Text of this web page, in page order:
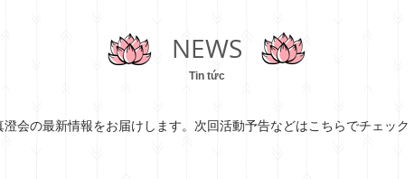
NEWS
Tin tức
澄会の最新情報をお届けします。次回活動予告などはこちらでチェック